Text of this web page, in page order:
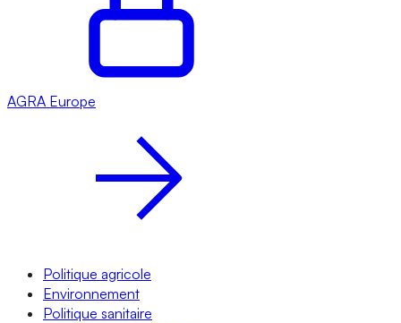
AGRA Europe
Politique agricole
Environnement
Politique sanitaire